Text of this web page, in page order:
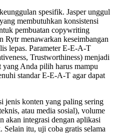
spesifik. Jasper unggul
membutuhkan konsistensi
pembuatan copywriting
Rytr menawarkan keseimbangan
lepas. Parameter E-E-A-T
Trustworthiness) menjadi
yang Anda pilih harus mampu
standar E-E-A-T agar dapat
jenis konten yang paling sering
atau media sosial), volume
akan integrasi dengan aplikasi
Selain itu, uji coba gratis selama